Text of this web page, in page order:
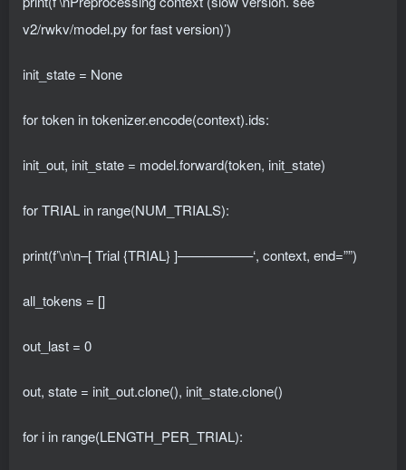
v2/rwkv/model.py for fast version)’)
init_state = None
for token in tokenizer.encode(context).ids:
init_out, init_state = model.forward(token, init_state)
for TRIAL in range(NUM_TRIALS):
print(f’\n\n–[ Trial {TRIAL} ]—————–‘, context, end=””)
all_tokens = []
out_last = 0
out, state = init_out.clone(), init_state.clone()
for i in range(LENGTH_PER_TRIAL):